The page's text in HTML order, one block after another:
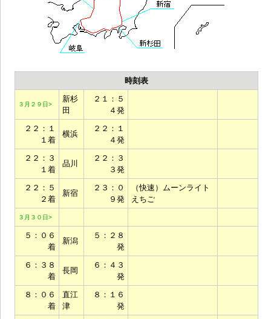
時刻表
３月２９日>
新杉
田
２１：５
４発
２２：１
１着
横浜
２２：１
４発
２２：３
１着
品川
２２：３
３発
２２：５
２着
新宿
２３：０
９発
（快速）ムーンライト
えちご
３月３０日>
５：０６
着
新潟
５：２８
発
６：３８
着
長岡
６：４３
発
８：０６
着
直江
津
８：１６
発